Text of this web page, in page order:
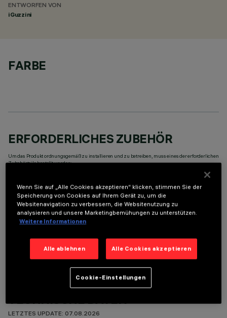
ENTWORFEN VON
iGuzzini
FARBE
ERFORDERLICHES ZUBEHÖR
Um das Produkt ordnungsgemäß zu installieren und zu betreiben, muss eines der erforderlichen
Zubehörteile bestellt werden:
OPTIONALE KOMPONENTEN
TECHNISCHE DATEN
LETZTES UPDATE: 07.08.2026
Wenn Sie auf „Alle Cookies akzeptieren“ klicken, stimmen Sie der
Speicherung von Cookies auf Ihrem Gerät zu, um die
Websitenavigation zu verbessern, die Websitenutzung zu
analysieren und unsere Marketingbemühungen zu unterstützen.
Weitere Informationen
Alle ablehnen Alle Cookies akzeptieren
Cookie-Einstellungen